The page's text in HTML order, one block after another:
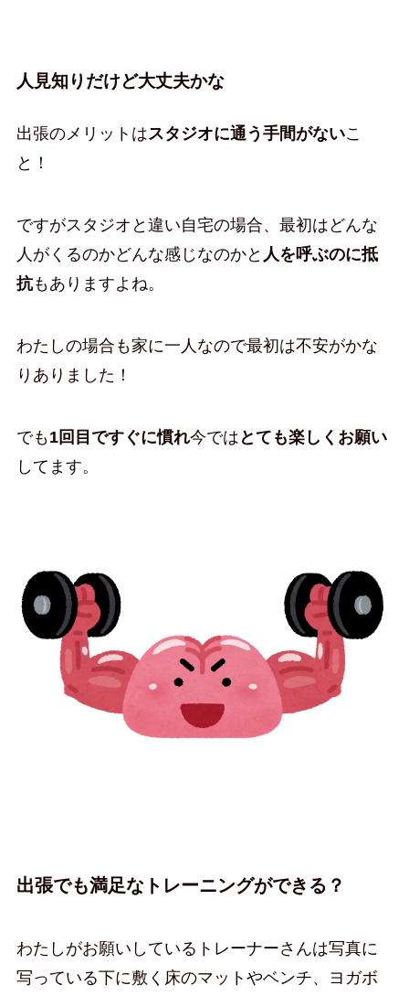
人見知りだけど大丈夫かな
出張のメリットはスタジオに通う手間がないこ
と！
ですがスタジオと違い自宅の場合、最初はどんな
人がくるのかどんな感じなのかと 人を呼ぶのに抵
抗もありますよね。
わたしの場合も家に一人なので最初は不安がかな
りありました！
でも1回目ですぐに慣れ今では とても楽しくお願い
してます。
出張でも満足なトレーニングができる？
わたしがお願いしているトレーナーさんは写真に
写っている下に敷く床のマットやベンチ、ヨガボ